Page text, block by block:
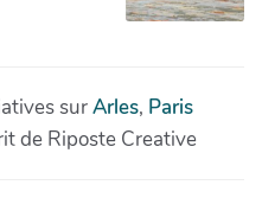
surArles, Paris
de Riposte Creative